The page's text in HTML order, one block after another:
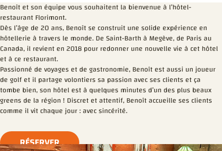
Benoît et son équipe vous souhaitent la bienvenue à l’hôtel-
restaurant Florimont.
Dès l’âge de 20 ans, Benoît se construit une solide expérience en
hôtellerie à travers le monde. De Saint-Barth à Megève, de Paris au
Canada, il revient en 2018 pour redonner une nouvelle vie à cet hôtel
et à ce restaurant.
Passionné de voyages et de gastronomie, Benoît est aussi un joueur
de golf et il partage volontiers sa passion avec ses clients et ça
tombe bien, son hôtel est à quelques minutes d’un des plus beaux
greens de la région ! Discret et attentif, Benoît accueille ses clients
comme il vit chaque jour : avec sincérité.
RÉSERVER